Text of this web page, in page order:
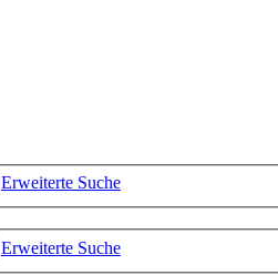
Erweiterte Suche
Erweiterte Suche